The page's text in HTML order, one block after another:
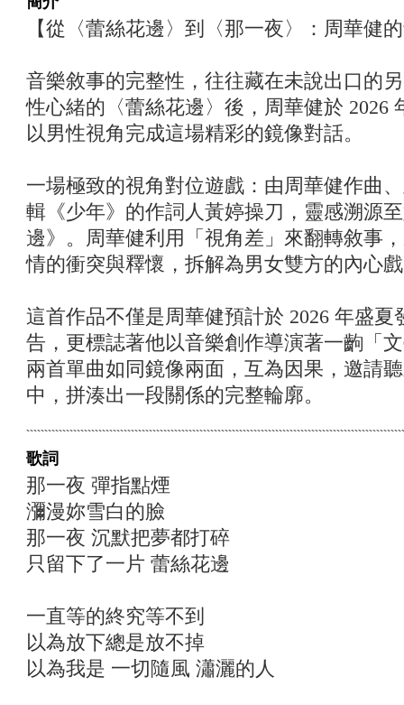
【從〈蕾絲花邊〉到〈那一夜〉：周華健
音樂敘事的完整性，往往藏在未說出口的
性心緒的〈蕾絲花邊〉後，周華健於 2026
以男性視角完成這場精彩的鏡像對話。
一場極致的視角對位遊戲：由周華健作曲
輯《少年》的作詞人黃婷操刀，靈感溯源
邊》。周華健利用「視角差」來翻轉敘事
情的衝突與釋懷，拆解為男女雙方的內心
這首作品不僅是周華健預計於 2026 年盛夏
告，更標誌著他以音樂創作導演著一齣「
兩首單曲如同鏡像兩面，互為因果，邀請
中，拼湊出一段關係的完整輪廓。
歌詞
那一夜 彈指點煙
瀰漫妳雪白的臉
那一夜 沉默把夢都打碎
只留下了一片 蕾絲花邊
一直等的終究等不到
以為放下總是放不掉
以為我是 一切隨風 瀟灑的人